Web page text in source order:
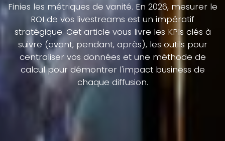
Finies les métriques de vanité. En 2026, mesurer le
ROI de vos livestreams est un impératif
stratégique. Cet article vous livre les KPIs clés à
suivre (avant, pendant, après), les outils pour
centraliser vos données et une méthode de
calcul pour démontrer l'impact business de
chaque diffusion.